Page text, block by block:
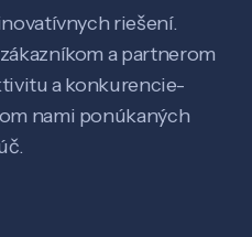
riešení.
a partnerom
a konkurencie-
nami ponúkaných